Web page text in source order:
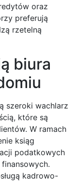
oraz
preferują
rzetelną
biura
szeroki wachlarz
które są
W ramach
ksiąg
podatkowych
kadrowo-